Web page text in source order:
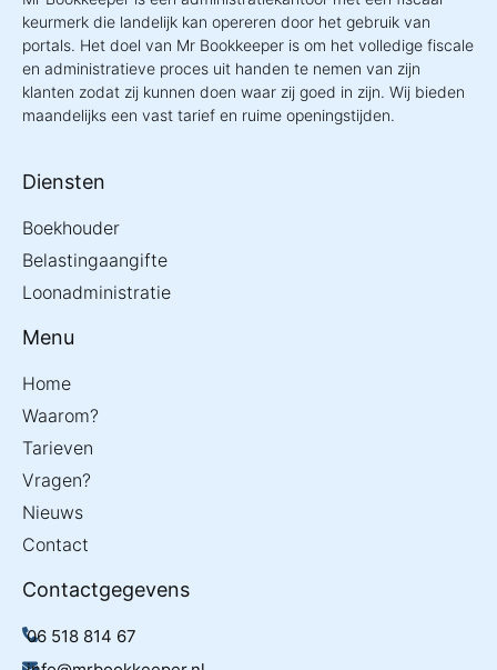
keurmerk die landelijk kan opereren door het gebruik van
portals. Het doel van Mr Bookkeeper is om het volledige fiscale
en administratieve proces uit handen te nemen van zijn
klanten zodat zij kunnen doen waar zij goed in zijn. Wij bieden
maandelijks een vast tarief en ruime openingstijden.
Diensten
Boekhouder
Belastingaangifte
Loonadministratie
Menu
Home
Waarom?
Tarieven
Vragen?
Nieuws
Contact
Contactgegevens
06 518 814 67